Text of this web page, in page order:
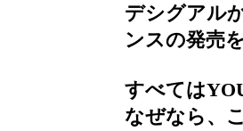
デシグアル
ンスの発売
すべては
なぜなら、